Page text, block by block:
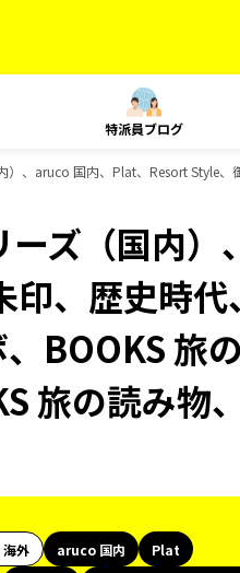
特派員ブログ
、aruco 国内、Plat、Resort Style
ズ（国内）
、歴史時代
BOOKS 旅
旅の読み物
外 aruco 国内
Plat